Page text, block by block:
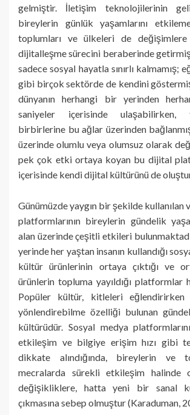
gelmiştir. İletişim teknolojilerinin
bireylerin günlük yaşamlarını
toplumları ve ülkeleri de
dijitalleşme sürecini beraberinde
sadece sosyal hayatla sınırlı kalmamış;
gibi birçok sektörde de kendini
dünyanın herhangi bir yerinden
saniyeler içerisinde ulaşabilirken,
birbirlerine bu ağlar üzerinden
üzerinde olumlu veya olumsuz olarak
pek çok etki ortaya koyan bu dijital
içerisinde kendi dijital kültürünü de
Günümüzde yaygın bir şekilde kullanılan
platformlarının bireylerin gündelik
alan üzerinde çeşitli etkileri
yerinde her yaştan insanın kullandığı
kültür ürünlerinin ortaya çıktığı ve
ürünlerin topluma yayıldığı platformlar
Popüler kültür, kitleleri eğlendirirken
yönlendirebilme özelliği bulunan
kültürüdür. Sosyal medya
etkileşim ve bilgiye erişim hızı gibi
dikkate alındığında, bireylerin ve
mecralarda sürekli etkileşim halinde
değişikliklere, hatta yeni bir sanal
çıkmasına sebep olmuştur (Karaduman,